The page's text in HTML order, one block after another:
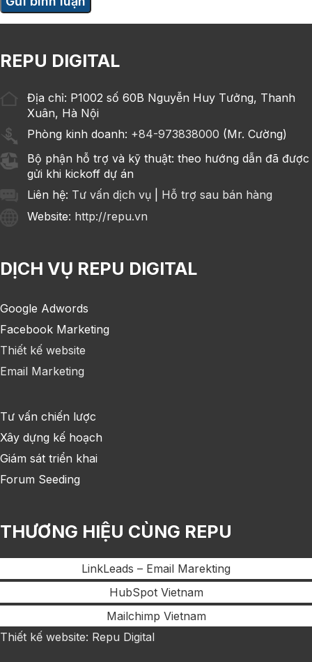
REPU DIGITAL
Địa chỉ: P1002 số 60B Nguyễn Huy Tưởng, Thanh
Xuân, Hà Nội
Phòng kinh doanh: +84-973838000 (Mr. Cường)
Bộ phận hỗ trợ và kỹ thuật: theo hướng dẫn đã được
gửi khi kickoff dự án
Liên hệ: Tư vấn dịch vụ
Hỗ trợ sau bán hàng
Website: http://repu.vn
DỊCH VỤ REPU DIGITAL
Google Adwords
Facebook Marketing
Thiết kế website
Email Marketing
Tư vấn chiến lược
Xây dựng kế hoạch
Giám sát triển khai
Forum Seeding
THƯƠNG HIỆU CÙNG REPU
LinkLeads – Email Marekting
HubSpot Vietnam
Mailchimp Vietnam
Thiết kế website: Repu Digital